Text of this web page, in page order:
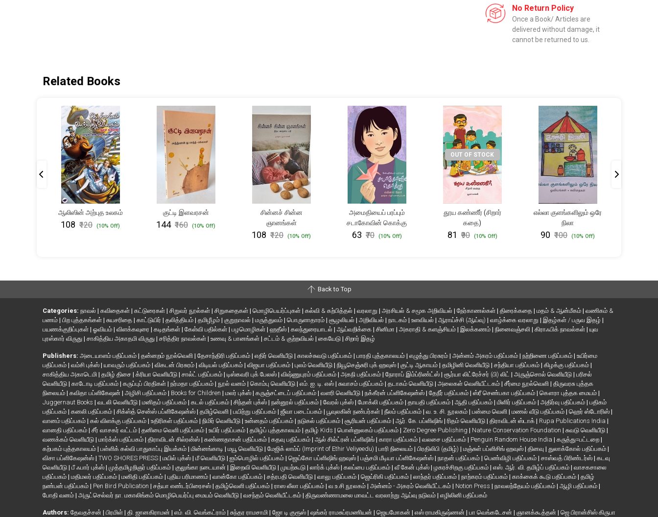
No Return Policy
Once a Book/ Articles are
delivered without damage, it
cannot be returned to us.
Related Books
ஆலிஸின் அற்புத உலகம்
₹108 ₹120 (10% Off)
குட்டி இளவரசன்
₹144 ₹160 (10% Off)
சின்னச் சின்ன
ஞானங்கள்
₹108 ₹120 (10% Off)
அமைதியைப் பரப்பும்
சடாகோவின் கொக்கு
₹63 ₹70 (10% Off)
OUT OF STOCK
தூய கண்ணீர் (சிறார்
கதை)
₹81 ₹90 (10% Off)
எல்லா குளங்களிலும் ஒரே
நிலா
₹90 ₹100 (10% Off)
Back to Top
Categories: நாவல் | கவிதைகள் | கட்டுரைகள் | சிறுவர் நூல்கள் | சிறுகதைகள் | மொழிபெயர்ப்புகள் | கல்வி & கற்பித்தல் | வரலாறு | அரசியல் & சமூக அறிவியல் | நேர்காணல்கள் | திரைக்கதை | மதம் & ஆன்மீகம் | வணிகம் &
பணம் | பிற புத்தகங்கள் | சுயசரிதை | காட்டுயிர் | தலித்தியம் | தமிழீழம் | குறுநாவல் | மருத்துவம் | பொருளாதாரம் | சூழலியல் | அறிவியல் | நாடகம் | உளவியல் | ஆராய்ச்சி (ஆய்வு) | வாழ்க்கை வரலாறு | இதழ்கள் / பருவ இதழ் |
பயணக்குறிப்புகள் | ஓவியம் | விளக்கவுரை | கடிதங்கள் | கேள்வி பதில்கள் | பழமொழிகள் | ஹதீஸ் | கலந்துரையாடல் | ஆய்வறிக்கை | சினிமா | அகராதி & களஞ்சியம் | இலக்கணம் | நினைவஞ்சலி | கிராஃபிக் நாவல்கள் | யுவ
புரஸ்கார் விருது | சாகித்திய அகாதமி விருது | சரித்திர நாவல்கள் | உணவு & பானங்கள் | சட்டம் & குற்றவியல் | கையேடு | சிறார் இதழ்
Publishers: அடையாளம் பதிப்பகம் | தன்னறம் நூல்வெளி | தேசாந்திரி பதிப்பகம் | எதிர் வெளியீடு | காலச்சுவடு பதிப்பகம் | பாரதி புத்தகாலயம் | எழுத்து பிரசுரம் | அன்னம் அகரம் பதிப்பகம் | நற்றிணை பதிப்பகம் | உயிர்மை
பதிப்பகம் | வம்சி புக்ஸ் | யாவரும் பதிப்பகம் | விகடன் பிரசுரம் | விடியல் பதிப்பகம் | விஜயா பதிப்பகம் | புலம் வெளியீடு | நியூசெஞ்சுரி புக் ஹவுஸ் | குட்டி ஆகாயம் | தமிழினி வெளியீடு | சந்தியா பதிப்பகம் | கிழக்கு பதிப்பகம் |
சாகித்திய அகாடெமி | தமிழ் திசை | க்ரியா வெளியீடு | சால்ட் பதிப்பகம் | டிஸ்கவரி புக் பேலஸ் | விஷ்ணுபுரம் பதிப்பகம் | அகநி பதிப்பகம் | நோராப் இம்ப்ரிண்ட்ஸ் | சூர்யா லிட்ரேச்சர் (பி) லிட் | அருஞ்சொல் வெளியீடு | பரிசல்
வெளியீடு | காடோடி பதிப்பகம் | கருப்புப் பிரதிகள் | நர்மதா பதிப்பகம் | நூல் வனம் | கொம்பு வெளியீடு | எம். ஐ. டி. எஸ் | சுவாசம் பதிப்பகம் | தடாகம் வெளியீடு | அலைகள் வெளியீட்டகம் | சீர்மை நூல்வெளி | திருவரசு புத்தக
நிலையம் | கவிதா பப்ளிகேஷன் | அழிசி பதிப்பகம் | Books for Children | மலர் புக்ஸ் | கருஞ்சட்டைப் பதிப்பகம் | வளரி வெளியீடு | நக்கீரன் பப்ளிகேஷன்ஸ் | தேநீர் பதிப்பகம் | ஸ்ரீ செண்பகா பதிப்பகம் | கௌரா புத்தக மையம் |
Juggernaut Books | வடலி வெளியீடு | மனிதம் பதிப்பகம் | கடல் பதிப்பகம் | சிந்தன் புக்ஸ் | நன்னூல் பதிப்பகம் | வேரல் புக்ஸ் | மோக்லி பதிப்பகம் | தாயதி பதிப்பகம் | ஆதி பதிப்பகம் | மிளிர் பதிப்பகம் | அதிர்வு பதிப்பகம் | பதிகம்
பதிப்பகம் | கனலி பதிப்பகம் | சிக்ஸ்த் சென்ஸ் பப்ளிகேஷன்ஸ் | தமிழ்வெளி | பயிற்று பதிப்பகம் | ஜீவா படைப்பகம் | பூவுலகின் நண்பர்கள் | நீலம் பதிப்பகம் | வ. உ. சி. நூலகம் | பன்மை வெளி | மணல் வீடு பதிப்பகம் | ஹெர் ஸ்டோரிஸ் |
வானம் பதிப்பகம் | கல் விளக்கு பதிப்பகம் | உதிரிகள் பதிப்பகம் | நிமிர் வெளியீடு | உன்னதம் பதிப்பகம் | நடுகல் பதிப்பகம் | சூரியன் பதிப்பகம் | ஆர். கே. பப்ளிஷிங் | ரிதம் வெளியீடு | திராவிடன் ஸ்டாக் | Rupa Publications India |
வானதி பதிப்பகம் | சீர் வாசகர் வட்டம் | தனிமை வெளி பதிப்பகம் | உயிர் பதிப்பகம் | தமிழ்ப் புத்தகாலயம் | தமிழ் Kids | பொன்னுலகம் பதிப்பகம் | Zero Degree Publishing | Nature Conservation Foundation | சுவடு வெளியீடு |
வணக்கம் வெளியீடு | மார்க்ஸ் பதிப்பகம் | திராவிடன் சில்ரன்ஸ் | கண்ணதாசன் பதிப்பகம் | கதவு பதிப்பகம் | ஆல் சில்ட்ரன் பப்ளிஷிங் | காரா பதிப்பகம் | வலசை பதிப்பகம் | Penguin Random House India | கருத்து=பட்டறை |
கற்பகம் புத்தகாலயம் | பள்ளிக் கல்வி பாதுகாப்பு இயக்கம் | மின்னங்காடி | மயூ வெளியீடு | மேஜிக் லாம்ப் (Imprint of Ethir Veliyeedu) | பாரி நிலையம் | பிரதிலிபி (தமிழ்) | மஞ்சுள் பப்ளிசிங் ஹவுஸ் | தினவு | துலாக்கோல் பதிப்பகம் |
விசா பப்ளிகேஷன்ஸ் | TWO SHORES PRESS | மயில் புக்ஸ் | மீ வெளியீடு | ஐம்பொழில் பதிப்பகம் | ஜெய்கோ பப்ளிஷிங் ஹவுஸ் | பஞ்சமி மீடியா பப்ளிகேஷன்ஸ் | நாதன் பதிப்பகம் | பெண்விழி பதிப்பகம் | சாஸ்வத் பிரிண்டர்ஸ் | கடவு
வெளியீடு | பீ ஃபார் புக்ஸ் | முத்தமிழறிஞர் பதிப்பகம் | குலுங்கா நடையான் | இறைவி வெளியீடு | முயற்கூடு | லார்க் புக்ஸ் | கலப்பை பதிப்பகம் | வீ கேன் புக்ஸ் | ழகரச்சிறகு பதிப்பகம் | எஸ். ஆர். வி. தமிழ்ப் பதிப்பகம் | வாசகசாலை
பதிப்பகம் | மதிமலர் பதிப்பகம் | மனிதி பதிப்பகம் | புதிய பரிமாணம் | வான்கோ பதிப்பகம் | சத்ரபதி வெளியீடு | வாலு பதிப்பகம் | ஜெய்ரிகி பதிப்பகம் | லாந்தர் பதிப்பகம் | நாற்கரம் பதிப்பகம் | காக்கைக் கூடு பதிப்பகம் | தமிழ்
நண்பன் பதிப்பகம் | Pen Bird Publication | சத்யா எண்டர்பிரைசஸ் | தமிழ்வெளி பதிப்பகம் | ராஸ லீலா பதிப்பகம் | வ.உ.சி நூலகம் | அன்னம் - அகரம் வெளியீட்டகம் | Notion Press | நாவலந்தேயம் பதிப்பகம் | ஆழி பதிப்பகம் |
போதி வனம் | அருட்செல்வர் நா. மகாலிங்கம் மொழிபெயர்ப்பு மையம் வெளியீடு | வசந்தம் வெளியீட்டகம் | திருவண்ணாமலை மாவட்ட வரலாற்று ஆய்வு நடுவம் | எழிலினி பதிப்பகம்
Authors: தேவதச்சன் | பிரமிள் | தி. ஜானகிராமன் | எம். வி. வெங்கட்ராம் | சுந்தர ராமசாமி | ஜோ டி குரூஸ் | ஷங்கர் ராமசுப்ரமணியன் | ஜெயமோகன் | எஸ் ராமகிருஷ்ணன் | பா வெங்கடேசன் | ஞானக்கூத்தன் | ஜெ பிரான்சிஸ் கிருபா